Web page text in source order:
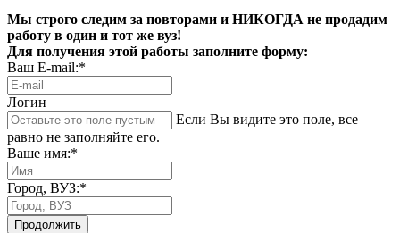
Мы строго следим за повторами и НИКОГДА не продадим
работу в один и тот же вуз!
Для получения этой работы заполните форму:
Ваш E-mail:*
Логин
Если Вы видите это поле, все
равно не заполняйте его.
Ваше имя:*
Город, ВУЗ:*
Продолжить